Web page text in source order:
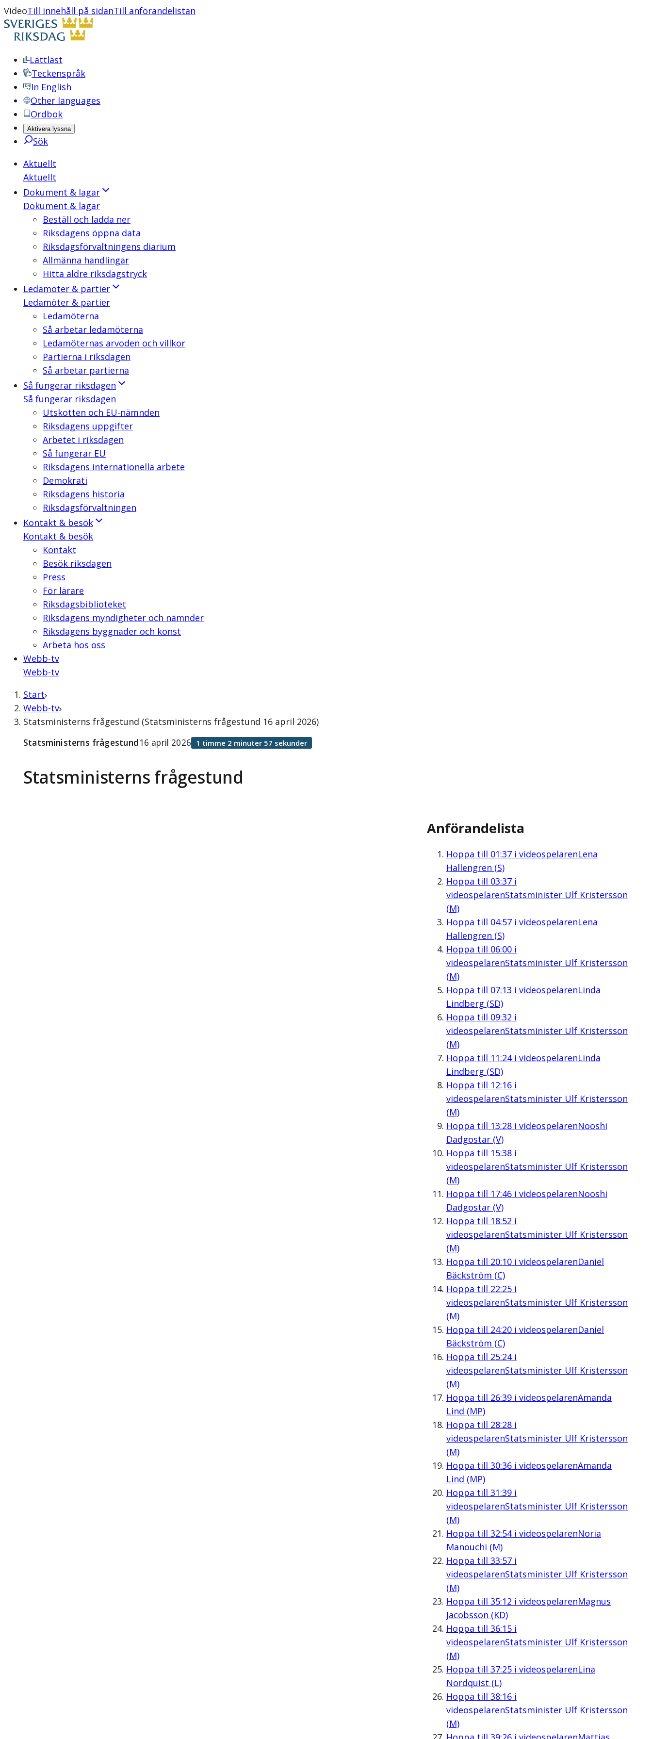
VideoTill innehåll på sidanTill anförandelistan
Lättläst
Teckenspråk
In English
Other languages
Ordbok
Aktivera lyssna
Sök
Aktuellt
Aktuellt
Dokument & lagar
Dokument & lagar
Beställ och ladda ner
Riksdagens öppna data
Riksdagsförvaltningens diarium
Allmänna handlingar
Hitta äldre riksdagstryck
Ledamöter & partier
Ledamöter & partier
Ledamöterna
Så arbetar ledamöterna
Ledamöternas arvoden och villkor
Partierna i riksdagen
Så arbetar partierna
Så fungerar riksdagen
Så fungerar riksdagen
Utskotten och EU-nämnden
Riksdagens uppgifter
Arbetet i riksdagen
Så fungerar EU
Riksdagens internationella arbete
Demokrati
Riksdagens historia
Riksdagsförvaltningen
Kontakt & besök
Kontakt & besök
Kontakt
Besök riksdagen
Press
För lärare
Riksdagsbiblioteket
Riksdagens myndigheter och nämnder
Riksdagens byggnader och konst
Arbeta hos oss
Webb-tv
Webb-tv
Start
Webb-tv
Statsministerns frågestund (Statsministerns frågestund 16 april 2026)
Statsministerns frågestund
Statsministerns frågestund16 april 2026 1 timme 2 minuter 57 sekunder
Anförandelista
Hoppa till 01:37i videospelarenLena
Hallengren (S)
Hoppa till 03:37i
videospelarenStatsminister Ulf Kristersson
(M)
Hoppa till 04:57i videospelarenLena
Hallengren (S)
Hoppa till 06:00i
videospelarenStatsminister Ulf Kristersson
(M)
Hoppa till 07:13 i videospelarenLinda
Lindberg (SD)
Hoppa till 09:32 i
videospelarenStatsminister Ulf Kristersson
(M)
Hoppa till 11:24i videospelarenLinda
Lindberg (SD)
Hoppa till 12:16i
videospelarenStatsminister Ulf Kristersson
(M)
Hoppa till 13:28i videospelarenNooshi
Dadgostar (V)
Hoppa till 15:38i
videospelarenStatsminister Ulf Kristersson
(M)
Hoppa till 17:46i videospelarenNooshi
Dadgostar (V)
Hoppa till 18:52 i
videospelarenStatsminister Ulf Kristersson
(M)
Hoppa till 20:10i videospelarenDaniel
Bäckström (C)
Hoppa till 22:25i
videospelarenStatsminister Ulf Kristersson
(M)
Hoppa till 24:20i videospelarenDaniel
Bäckström (C)
Hoppa till 25:24i
videospelarenStatsminister Ulf Kristersson
(M)
Hoppa till 26:39i videospelarenAmanda
Lind (MP)
Hoppa till 28:28i
videospelarenStatsminister Ulf Kristersson
(M)
Hoppa till 30:36i videospelarenAmanda
Lind (MP)
Hoppa till 31:39i
videospelarenStatsminister Ulf Kristersson
(M)
Hoppa till 32:54i videospelarenNoria
Manouchi (M)
Hoppa till 33:57i
videospelarenStatsminister Ulf Kristersson
(M)
Hoppa till 35:12 i videospelarenMagnus
Jacobsson (KD)
Hoppa till 36:15i
videospelarenStatsminister Ulf Kristersson
(M)
Hoppa till 37:25i videospelarenLina
Nordquist (L)
Hoppa till 38:16i
videospelarenStatsminister Ulf Kristersson
(M)